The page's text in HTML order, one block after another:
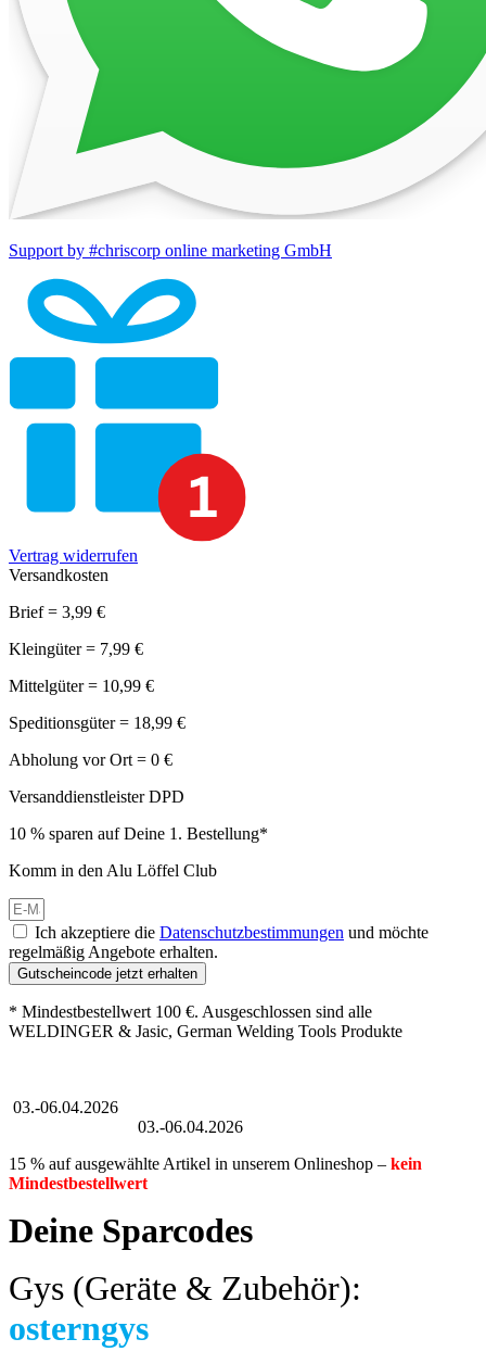
Support by #chriscorp online marketing GmbH
Vertrag widerrufen
Versandkosten
Brief = 3,99 €
Kleingüter = 7,99 €
Mittelgüter = 10,99 €
Speditionsgüter = 18,99 €
Abholung vor Ort = 0 €
Versanddienstleister DPD
10 % sparen auf Deine 1. Bestellung*
Komm in den Alu Löffel Club
Ich akzeptiere die Datenschutzbestimmungen und möchte
regelmäßig Angebote erhalten.
Gutscheincode jetzt erhalten
* Mindestbestellwert 100 €. Ausgeschlossen sind alle
WELDINGER & Jasic, German Welding Tools Produkte
03.-06.04.2026
03.-06.04.2026
15 % auf ausgewählte Artikel in unserem Onlineshop – kein
Mindestbestellwert
Deine Sparcodes
Gys (Geräte & Zubehör):
osterngys